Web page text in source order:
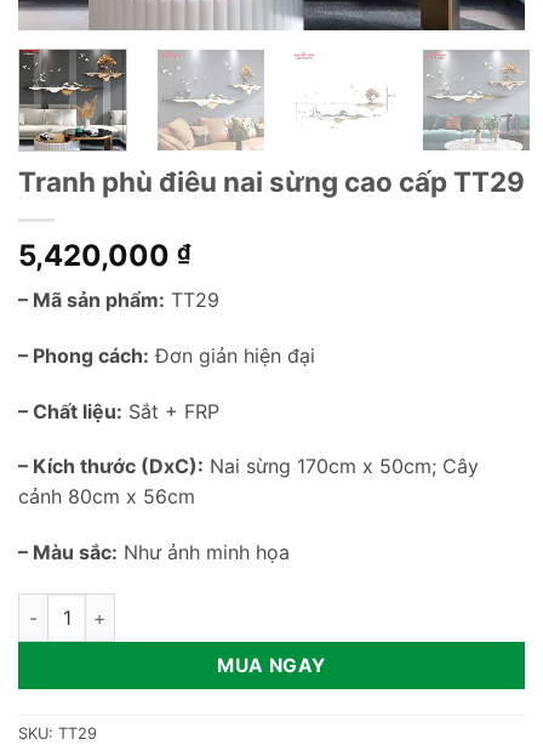
Tranh phù điêu nai sừng cao cấp TT29
5,420,000 ₫
– Mã sản phẩm: TT29
– Phong cách: Đơn giản hiện đại
– Chất liệu: Sắt + FRP
– Kích thước (DxC): Nai sừng 170cm x 50cm; Cây
cảnh 80cm x 56cm
– Màu sắc: Như ảnh minh họa
Tranh phù điêu nai sừng cao cấp TT29 số lượng
MUA NGAY
SKU: TT29